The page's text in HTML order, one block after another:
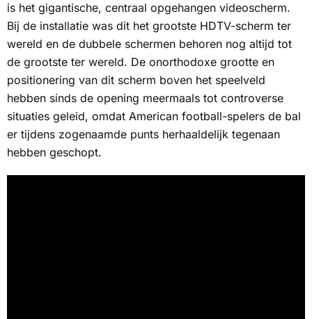
is het gigantische, centraal opgehangen videoscherm.
Bij de installatie was dit het grootste HDTV-scherm ter
wereld en de dubbele schermen behoren nog altijd tot
de grootste ter wereld. De onorthodoxe grootte en
positionering van dit scherm boven het speelveld
hebben sinds de opening meermaals tot controverse
situaties geleid, omdat American football-spelers de bal
er tijdens zogenaamde punts herhaaldelijk tegenaan
hebben geschopt.